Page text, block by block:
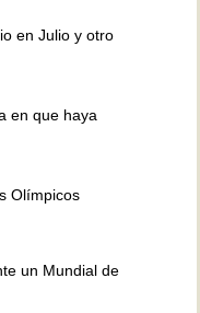
en Julio y otro
en que haya
Olímpicos
un Mundial de